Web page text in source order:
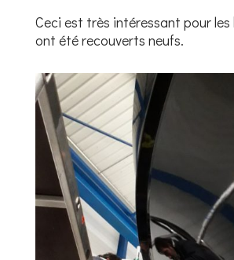
Ceci est très intéressant pour
ont été recouverts neufs.